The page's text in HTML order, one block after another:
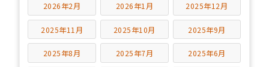
2026年2月 2026年1月 2025年12月
2025年11月 2025年10月 2025年9月
2025年8月 2025年7月 2025年6月